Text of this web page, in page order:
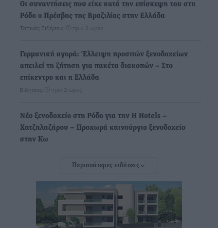
Οι συναντήσεις που είχε κατά την επίσκεψη του στη
Ρόδο ο Πρέσβης της Βραζιλίας στην Ελλάδα
Τοπικές Ειδήσεις πριν 2 ώρες
Γερμανική αγορά: Έλλειψη προσιτών ξενοδοχείων
απειλεί τη ζήτηση για πακέτα διακοπών – Στο
επίκεντρο και η Ελλάδα
Ειδήσεις πριν 2 ώρες
Νέο ξενοδοχείο στη Ρόδο για την H Hotels –
Χατζηλαζάρου – Προχωρά καινούργιο ξενοδοχείο
στην Κω
Μαστιχάρι – Αναποδογύρισε όχημα με μητέρα και
5χρονο παιδί
Τοπικές Ειδήσεις• πριν 3 ώρες
Περισσότερες ειδήσεις